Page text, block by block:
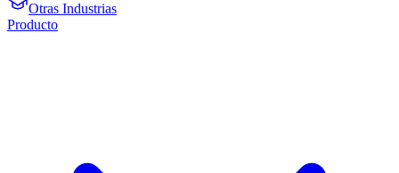
Otras Industrias
Producto